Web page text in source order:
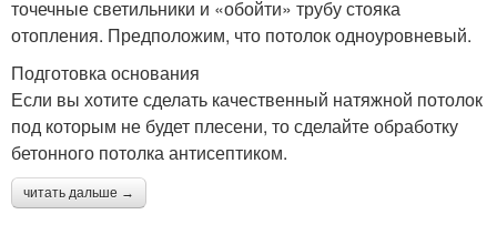
точечные светильники и «обойти» трубу стояка
отопления. Предположим, что потолок одноуровневый.
Подготовка основания
Если вы хотите сделать качественный натяжной потолок
под которым не будет плесени, то сделайте обработку
бетонного потолка антисептиком.
читать дальше →